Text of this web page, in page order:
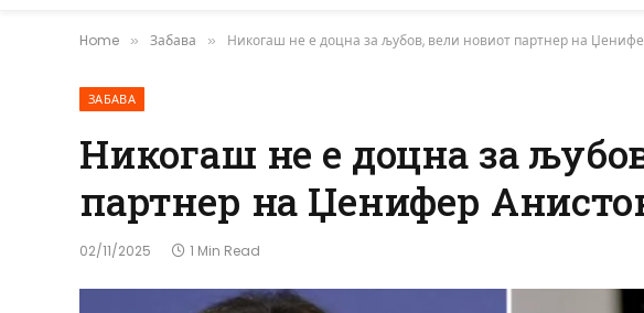
Home » Забава » Никогаш не е доцна за љубов, вели новиот партнер на
ЗАБАВА
Никогаш не е доцна за
партнер на Џенифер
02/11/2025 1 Min Read